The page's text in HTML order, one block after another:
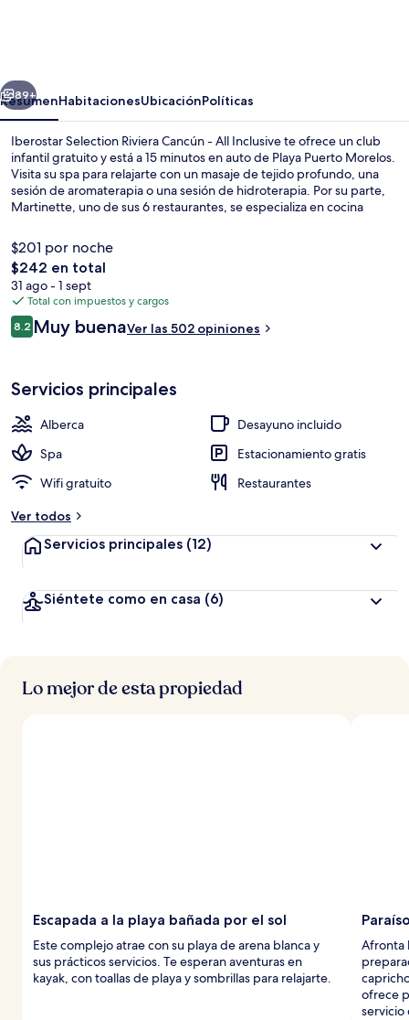
-
All
Inclusive
Siguiente
89+
ResumenHabitacionesUbicaciónPolíticas
Iberostar Selection Riviera Cancún - All Inclusive te ofrece un club
infantil gratuito y está a 15 minutos en auto de Playa Puerto Morelos.
Visita su spa para relajarte con un masaje de tejido profundo, una
sesión de aromaterapia o una sesión de hidroterapia. Por su parte,
Martinette, uno de sus 6 restaurantes, se especializa en cocina
propiedad de lujo son sus 5 albercas al aire libre, su bar junto a la
alberca y su gimnasio.
$201 por noche
El
precio
total
es
de
$242 en total
31 ago - 1 sept
Total con impuestos y cargos
Opiniones
8.28.2 de 10,
Muy buenaVer las 502 opiniones
Servicios principales
Alberca
Desayuno incluido
Spa
Estacionamiento gratis
Wifi gratuito
Restaurantes
Ver todos
Servicios principales (12)
Siéntete como en casa (6)
Lo mejor de esta propiedad
Escapada a la playa bañada por el sol
Este complejo atrae con su playa de arena blanca y
sus prácticos servicios. Te esperan aventuras en
kayak, con toallas de playa y sombrillas para relajarte.
Afronta
ofrece
servicio